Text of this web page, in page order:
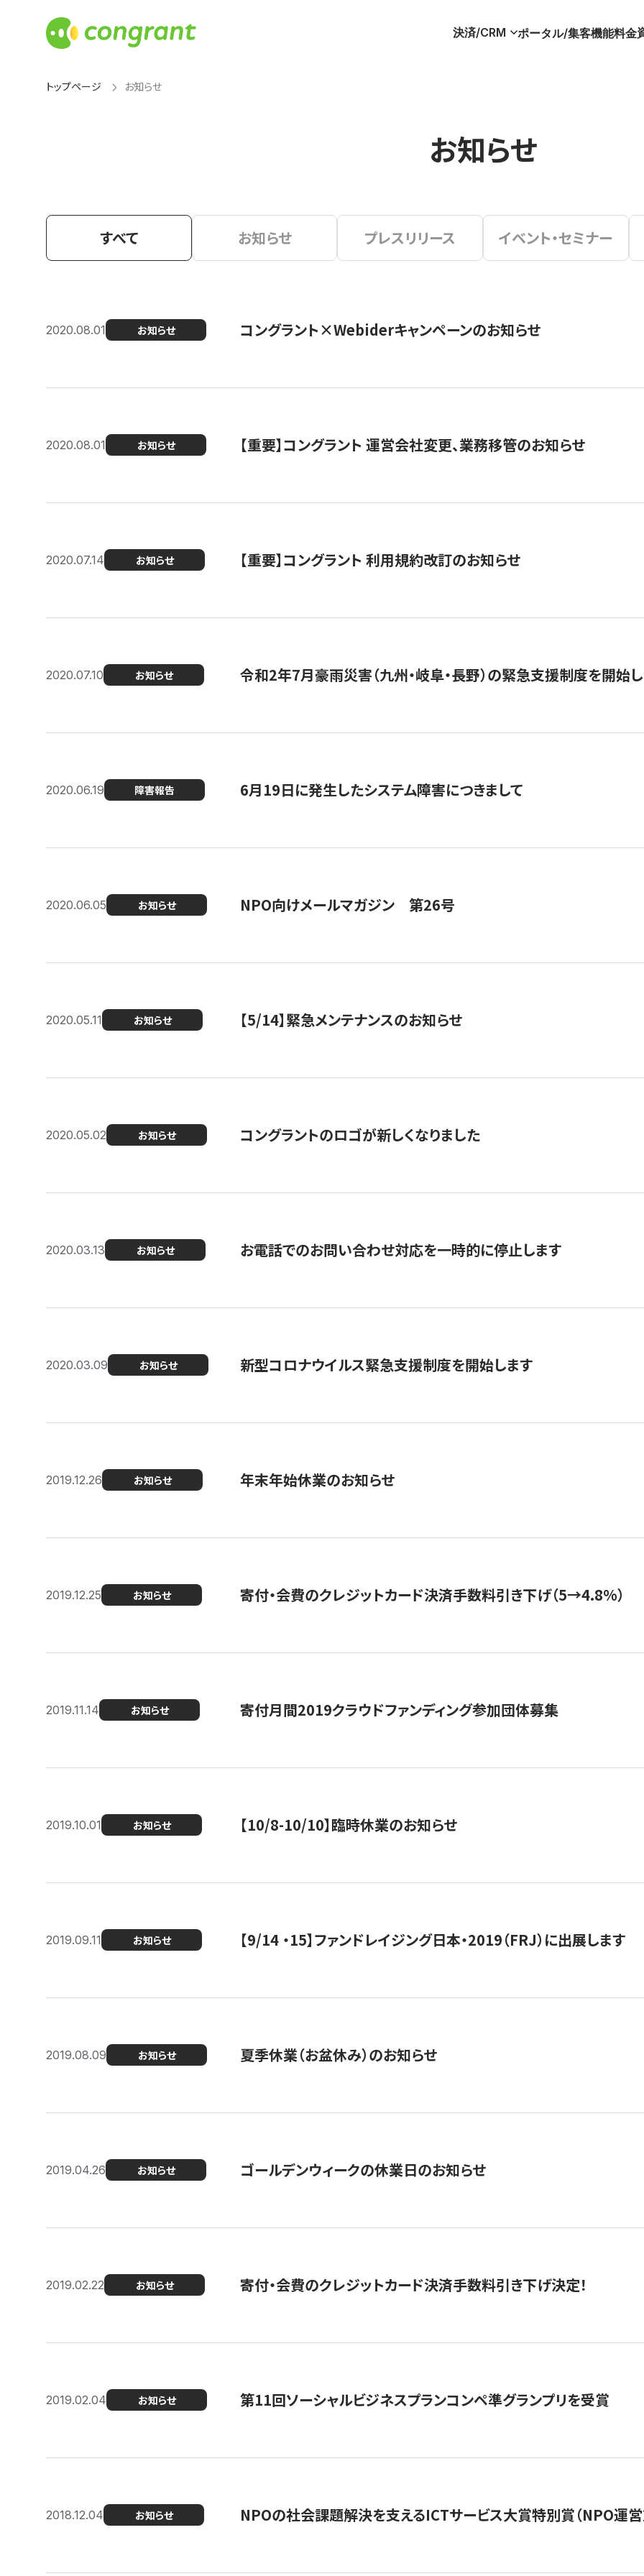
決済/CRM ポータル/集客機能料金
トップページ お知らせ
お知らせ
すべて お知らせ プレスリリース イベント・セミナー
2020.08.01 お知らせ コングラント×Webiderキャンペーンのお知らせ
2020.08.01 お知らせ 【重要】コングラント 運営会社変更、業務移管のお知らせ
2020.07.14 お知らせ 【重要】コングラント 利用規約改訂のお知らせ
2020.07.10 お知らせ 令和2年7月豪雨災害（九州・岐阜・長野）の緊急支援制度を開始
2020.06.19 障害報告 6月19日に発生したシステム障害につきまして
2020.06.05 お知らせ NPO向けメールマガジン 第26号
2020.05.11 お知らせ 【5/14】緊急メンテナンスのお知らせ
2020.05.02 お知らせ コングラントのロゴが新しくなりました
2020.03.13 お知らせ お電話でのお問い合わせ対応を一時的に停止します
2020.03.09 お知らせ 新型コロナウイルス緊急支援制度を開始します
2019.12.26 お知らせ 年末年始休業のお知らせ
2019.12.25 お知らせ 寄付・会費のクレジットカード決済手数料引き下げ（5→4.8%）
2019.11.14 お知らせ 寄付月間2019クラウドファンディング参加団体募集
2019.10.01 お知らせ 【10/8-10/10】臨時休業のお知らせ
2019.09.11 お知らせ 【9/14 ・15】ファンドレイジング日本・2019（FRJ）に出展します
2019.08.09 お知らせ 夏季休業（お盆休み）のお知らせ
2019.04.26 お知らせ ゴールデンウィークの休業日のお知らせ
2019.02.22 お知らせ 寄付・会費のクレジットカード決済手数料引き下げ決定！
2019.02.04 お知らせ 第11回ソーシャルビジネスプランコンペ準グランプリを受賞
2018.12.04 お知らせ NPOの社会課題解決を支えるICTサービス大賞特別賞（NPO運